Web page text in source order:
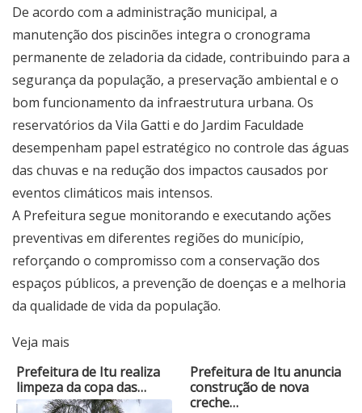
De acordo com a administração municipal, a
manutenção dos piscinões integra o cronograma
permanente de zeladoria da cidade, contribuindo para a
segurança da população, a preservação ambiental e o
bom funcionamento da infraestrutura urbana. Os
reservatórios da Vila Gatti e do Jardim Faculdade
desempenham papel estratégico no controle das águas
das chuvas e na redução dos impactos causados por
eventos climáticos mais intensos.
A Prefeitura segue monitorando e executando ações
preventivas em diferentes regiões do município,
reforçando o compromisso com a conservação dos
espaços públicos, a prevenção de doenças e a melhoria
da qualidade de vida da população.
Veja mais
Prefeitura de Itu realiza
limpeza da copa das…
Prefeitura de Itu anuncia
construção de nova
creche…